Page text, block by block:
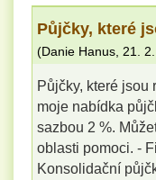
Půjčky, které
(Danie Hanus, 21.
Půjčky, které jsou
moje nabídka
sazbou 2 %.
oblasti pomoci. -
Konsolidační